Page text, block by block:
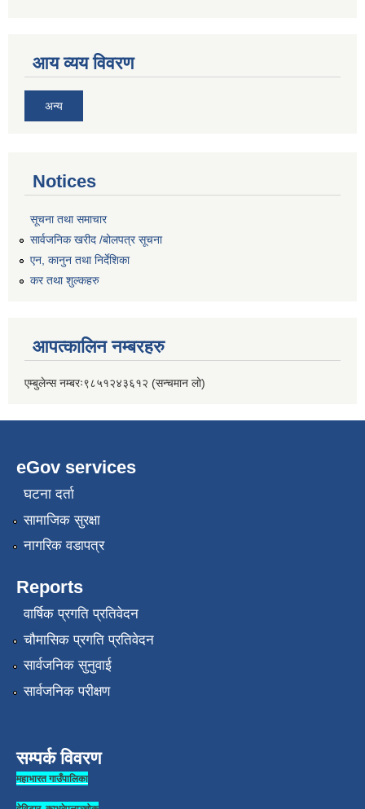
आय व्यय विवरण
अन्य
Notices
सूचना तथा समाचार
सार्वजनिक खरीद /बोलपत्र सूचना
एन, कानुन तथा निर्देशिका
कर तथा शुल्कहरु
आपत्कालिन नम्बरहरु
एम्बुलेन्स नम्बरः९८५१२४३६१२ (सन्चमान लो)
eGov services
घटना दर्ता
सामाजिक सुरक्षा
नागरिक वडापत्र
Reports
वार्षिक प्रगति प्रतिवेदन
चौमासिक प्रगति प्रतिवेदन
सार्वजनिक सुनुवाई
सार्वजनिक परीक्षण
सम्पर्क विवरण
महाभारत गाउँपालिका